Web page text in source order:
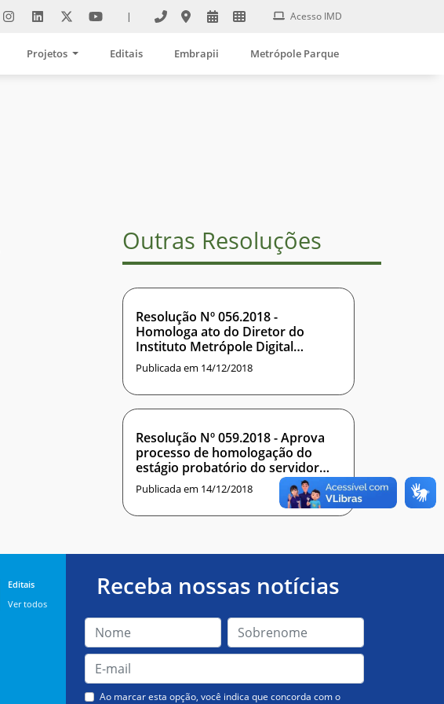
| Acesso IMD
Projetos Editais Embrapii Metrópole Parque
Outras Resoluções
Resolução Nº 056.2018 -
Homologa ato do Diretor do
Instituto Metrópole Digital
praticado Ad referendum
Publicada em 14/12/2018
Resolução Nº 059.2018 - Aprova
processo de homologação do
estágio probatório do servidor
ATHANASIOS TSOUANAS
Publicada em 14/12/2018
Editais
Ver todos
Receba nossas notícias
Ao marcar esta opção, você indica que concorda com o